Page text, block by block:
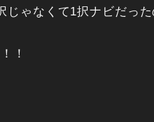
じゃなくて1択ナビだっ
！